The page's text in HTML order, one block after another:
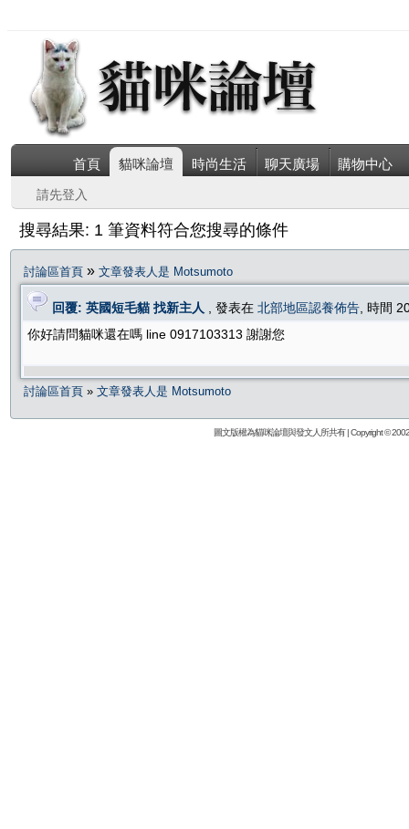
首頁 貓咪論壇 時尚生活 聊天廣場 購物中心
請先登入
搜尋結果: 1 筆資料符合您搜尋的條件
討論區首頁 » 文章發表人是 Motsumoto
回覆: 英國短毛貓 找新主人 , 發表在 北部地區認養佈告 , 時間
你好請問貓咪還在嗎 line 0917103313 謝謝您
討論區首頁 » 文章發表人是 Motsumoto
圖文版權為貓咪論壇與發文人所共有 | Copyright ©